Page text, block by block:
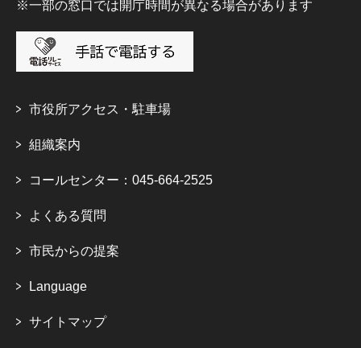
※一部の窓口では開庁時間が異なる場合があります
市役所アクセス・駐車場
組織案内
コールセンター：045-664-2525
よくある質問
市民からの提案
Language
サイトマップ